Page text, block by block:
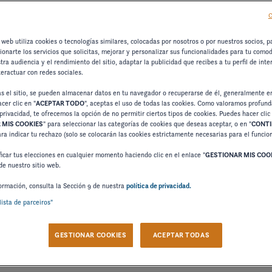
a todos sus clientes en sus proyectos náuticos
de recreo o deportivas ("
"), piezas de
servicios conexos, etc.), en particular los de la marca
de las personas físicas (clientes y posibles
productos o servicios, así como de los visitantes
procesamos sus datos personales y cómo puede
que se recaben sus datos personales. Esta política
de un mandato o delegación de poderes de una persona
utiliza cookies o tecnologías similares, colocadas por nosotros o por nuestros socios,
los servicios que solicitas, mejorar y personalizar sus funcionalidades para tu
audiencia y el rendimiento del sitio, adaptar la publicidad que recibes a tu perfil de
con redes sociales.
el sitio, se pueden almacenar datos en tu navegador o recuperarse de él, generalmente
clic en "ACEPTAR TODO", aceptas el uso de todas las cookies. Como valoramos
te ofrecemos la opción de no permitir ciertos tipos de cookies. Puedes hacer clic
COOKIES" para seleccionar las categorías de cookies que deseas aceptar, o en "
indicar tu rechazo (solo se colocarán las cookies estrictamente necesarias para el
tus elecciones en cualquier momento haciendo clic en el enlace "GESTIONAR MIS
nuestro sitio web.
consulta la Sección 9 de nuestra política de privacidad.
de parceiros"
GESTIONAR COOKIES ACEPTAR TODAS